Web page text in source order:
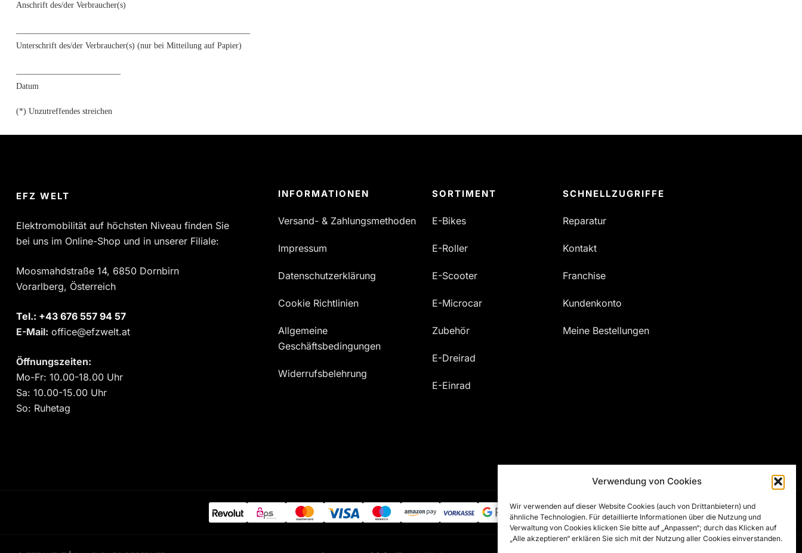
Verwendung von Cookies
Wir verwenden auf dieser Website Cookies (auch von Drittanbietern) und
ähnliche Technologien. Für detaillierte Informationen über die Nutzung und
Verwaltung von Cookies klicken Sie bitte auf „Anpassen“; durch das Klicken auf
„Alle akzeptieren“ erklären Sie sich mit der Nutzung aller Cookies einverstanden.
Anschrift des/der Verbraucher(s)
Unterschrift des/der Verbraucher(s) (nur bei Mitteilung auf Papier)
Datum
(*) Unzutreffendes streichen
EFZ WELT
Elektromobilität auf höchsten Niveau finden Sie
bei uns im Online-Shop und in unserer Filiale:
Moosmahdstraße 14, 6850 Dornbirn
Vorarlberg, Österreich
Tel.: ‎+43 676 557 94 57
E-Mail: office@efzwelt.at
Öffnungszeiten:
Mo-Fr: 10.00-18.00 Uhr
Sa: 10.00-15.00 Uhr
So: Ruhetag
INFORMATIONEN
Versand- & Zahlungsmethoden
Impressum
Datenschutzerklärung
Cookie Richtlinien
Allgemeine
Geschäftsbedingungen
Widerrufsbelehrung
SORTIMENT
E-Bikes
E-Roller
E-Scooter
E-Microcar
Zubehör
E-Dreirad
E-Einrad
SCHNELLZUGRIFFE
Reparatur
Kontakt
Franchise
Kundenkonto
Meine Bestellungen